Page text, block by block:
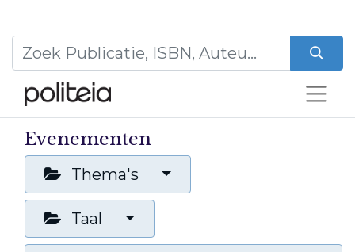
Evenementen
Thema's
Taal